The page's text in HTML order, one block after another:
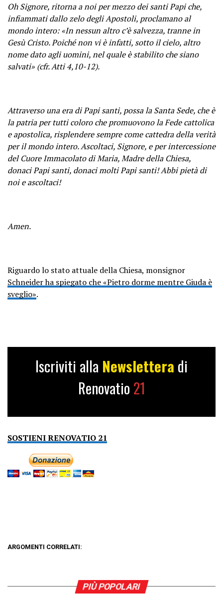
Oh Signore, ritorna a noi per mezzo dei santi Papi che,
infiammati dallo zelo degli Apostoli, proclamano al
mondo intero: «In nessun altro c’è salvezza, tranne in
Gesù Cristo. Poiché non vi è infatti, sotto il cielo, altro
nome dato agli uomini, nel quale è stabilito che siano
salvati» (cfr. Atti 4,10-12).
Attraverso una era di Papi santi, possa la Santa Sede, che è
la patria per tutti coloro che promuovono la Fede cattolica
e apostolica, risplendere sempre come cattedra della verità
per il mondo intero. Ascoltaci, Signore, e per intercessione
del Cuore Immacolato di Maria, Madre della Chiesa,
donaci Papi santi, donaci molti Papi santi! Abbi pietà di
noi e ascoltaci!
Amen.
Riguardo lo stato attuale della Chiesa, monsignor
Schneider ha spiegato che «Pietro dorme mentre Giuda è
sveglio».
Iscriviti alla Newslettera di
Renovatio 21
SOSTIENI RENOVATIO 21
ARGOMENTI CORRELATI:
PIÙ POPOLARI